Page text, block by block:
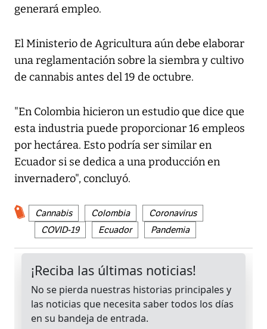
generará empleo.
El Ministerio de Agricultura aún debe elaborar
una reglamentación sobre la siembra y cultivo
de cannabis antes del 19 de octubre.
"En Colombia hicieron un estudio que dice que
esta industria puede proporcionar 16 empleos
por hectárea. Esto podría ser similar en
Ecuador si se dedica a una producción en
invernadero", concluyó.
Cannabis Colombia
Coronavirus
COVID-19
Ecuador Pandemia